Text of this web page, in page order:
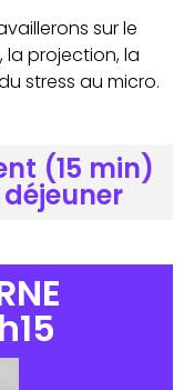
sur le
la projection, la
stress au micro.
(15 min)